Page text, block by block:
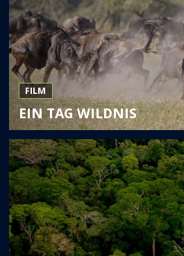
FILM
EIN TAG WILDNIS